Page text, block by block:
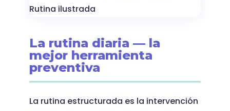
Rutina ilustrada
La rutina diaria — la
mejor herramienta
preventiva
La rutina estructurada es la intervención